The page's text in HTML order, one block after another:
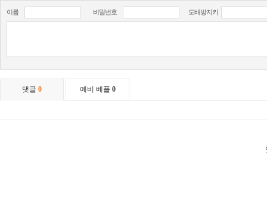
이름 비밀번호 도배방지키
댓글 0 예비 베플 0